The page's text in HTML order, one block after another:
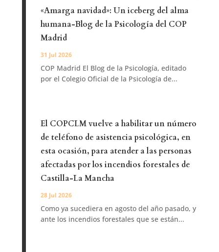
«Amarga navidad»: Un iceberg del alma
humana-Blog de la Psicología del COP
Madrid
31 Jul 2026
COP Madrid El Blog de la Psicología, editado
por el Colegio Oficial de la Psicología de...
El COPCLM vuelve a habilitar un número
de teléfono de asistencia psicológica, en
esta ocasión, para atender a las personas
afectadas por los incendios forestales de
Castilla-La Mancha
28 Jul 2026
Como ya sucediera en agosto del año pasado, y
ante los incendios forestales que se están...